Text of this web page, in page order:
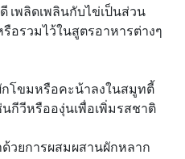
เพลิดเพลินกับไข่เป็นส่วน
อรวมไว้ในสูตรอาหารต่างๆ
กโขมหรือคะน้าลงในสมูทตี้
กีวีหรือองุ่นเพื่อเพิ่มรสชาติ
วยการผสมผสานผักหลาก